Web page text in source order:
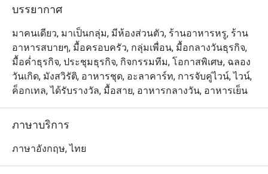
ที่มีชีวิตชีวาพร้อมลูกเล่นที่ทันสมัย ลิ้มลองอาหารจานใหม่
มากมาย เช่น Beef Tartare with Tobiko Eg, Beetroot
Risotto, Slow Cooked Pork Collar, Grilled Beef Tenderloin
และอีกมากมาย!
บรรยากาศ
มาคนเดียว, มาเป็นกลุ่ม, มีห้องส่วนตัว, ร้านอาหารหรู, ร้าน
อาหารสบายๆ, มื้อครอบครัว, กลุ่มเพื่อน, มื้อกลางวันธุรกิจ,
มื้อค่ำธุรกิจ, ประชุมธุรกิจ, กิจกรรมทีม, โอกาสพิเศษ, ฉลอง
วันเกิด, มังสวิรัติ, อาหารชุด, อะลาคาร์ท, การจับคู่ไวน์, ไวน์,
ค็อกเทล, ได้รับรางวัล, มื้อสาย, อาหารกลางวัน, อาหารเย็น
ภาษาบริการ
ภาษาอังกฤษ, ไทย